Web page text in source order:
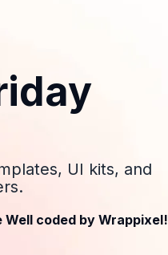
UI kits, and
Well coded by Wrappixel!